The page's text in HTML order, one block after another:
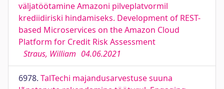
väljatöötamine Amazoni pilveplatvormil
krediidiriski hindamiseks. Development of REST-
based Microservices on the Amazon Cloud
Platform for Credit Risk Assessment
Straus, William 04.06.2021
6978. TalTechi majandusarvestuse suuna